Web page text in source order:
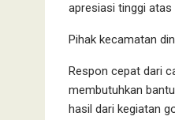
apresiasi tinggi atas
Pihak kecamatan
Respon cepat dari
membutuhkan
hasil dari kegiatan